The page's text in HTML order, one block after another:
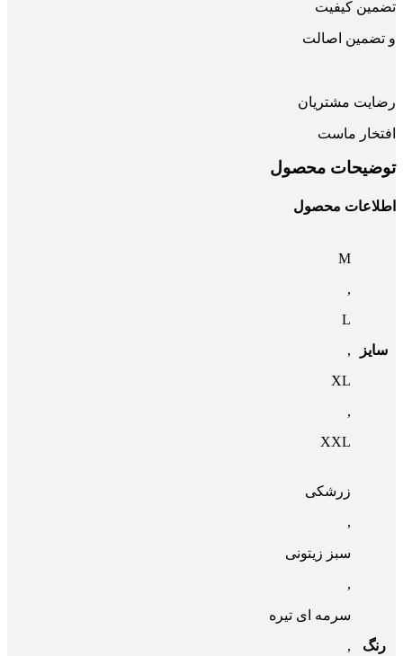
تضمین کیفیت
و تضمین اصالت
رضایت مشتریان
افتخار ماست
توضیحات محصول
اطلاعات محصول
سایز
M
,
L
,
XL
,
XXL
رنگ
زرشکی
,
سبز زیتونی
,
سرمه ای تیره
,